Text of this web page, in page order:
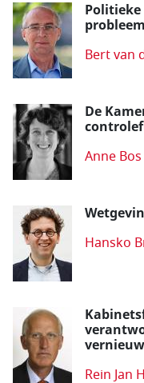
probleem
Bert van
De
Anne Bos
Hansko
Rein Jan